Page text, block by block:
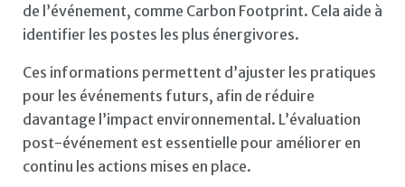
de l’événement, comme Carbon Footprint. Cela aide à
identifier les postes les plus énergivores.
Ces informations permettent d’ajuster les pratiques
pour les événements futurs, afin de réduire
davantage l’impact environnemental. L’évaluation
post-événement est essentielle pour améliorer en
continu les actions mises en place.